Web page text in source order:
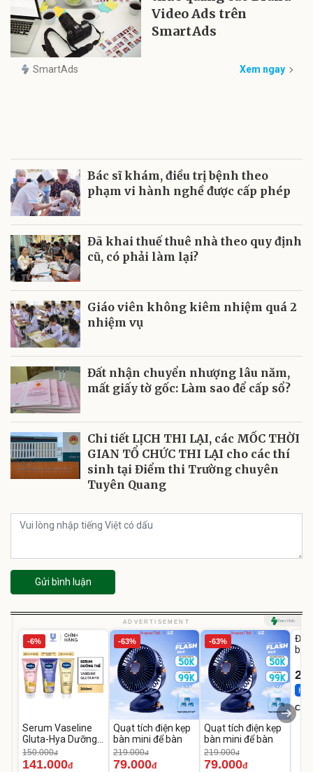
Video Ads trên
SmartAds
SmartAds Xem ngay
Bác sĩ khám, điều trị bệnh theo
phạm vi hành nghề được cấp phép
Đã khai thuế thuê nhà theo quy định
cũ, có phải làm lại?
Giáo viên không kiêm nhiệm quá 2
nhiệm vụ
Đất nhận chuyển nhượng lâu năm,
mất giấy tờ gốc: Làm sao để cấp sổ?
Chi tiết LỊCH THI LẠI, các MỐC THỜI
GIAN TỔ CHỨC THI LẠI cho các thí
sinh tại Điểm thi Trường chuyên
Tuyên Quang
Gửi bình luận
ADVERTISEMENT
-6%
Serum Vaseline
Gluta-Hya Dưỡng
Da Sáng Mịn Sau 7
Ngày
150.000đ
141.000đ
-63%
Quạt tích điện kẹp
bàn mini để bàn
219.000đ
79.000đ
-63%
Quạt tích điện kẹp
bàn mini để bàn
219.000đ
79.000đ
Đai
bé
Hot